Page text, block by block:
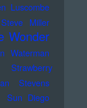
Luscombe
Steve Miller
Wonder
Waterman
Strawberry
Stevens
Sun Diego